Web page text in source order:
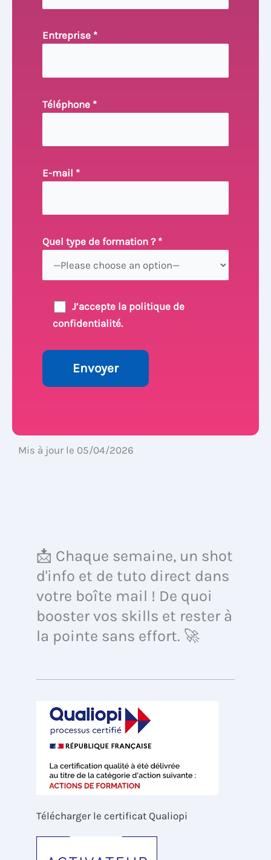
Entreprise *
Téléphone *
E-mail *
Quel type de formation ? *
J’accepte la politique de
confidentialité.
Mis à jour le 05/04/2026
📩 Chaque semaine, un shot
d'info et de tuto direct dans
votre boîte mail ! De quoi
booster vos skills et rester à
la pointe sans effort. 🚀
Télécharger le certificat Qualiopi